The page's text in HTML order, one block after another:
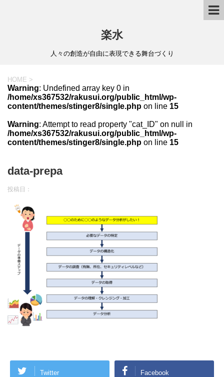
楽水
人々の創造が自由に表現できる舞台づくり
HOME >
Warning: Undefined array key 0 in
/home/xs367532/rakusui.org/public_html/wp-
content/themes/stinger8/single.php on line 15
Warning: Attempt to read property "cat_ID" on null in
/home/xs367532/rakusui.org/public_html/wp-
content/themes/stinger8/single.php on line 15
data-prepa
投稿日：
Twitter Facebook